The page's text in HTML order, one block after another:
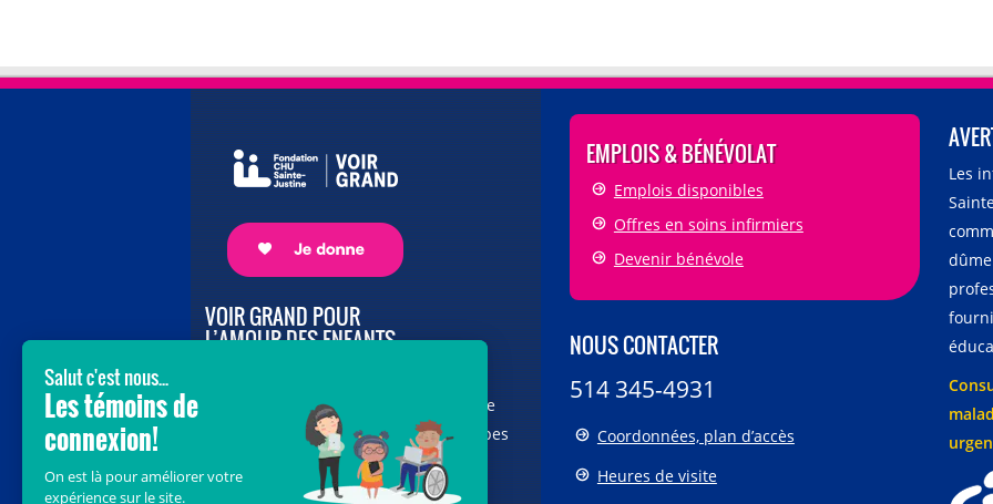
VOIR GRAND POUR
L’AMOUR DES ENFANTS
vous au cœur de la campagne majeure
Voir Grand, nous conduisons les équipes
soignantes vers les opportunités de la
science et des nouvelles technologies
EMPLOIS & BÉNÉVOLAT
Emplois disponibles
Offres en soins infirmiers
Devenir bénévole
NOUS CONTACTER
514 345-4931
Coordonnées, plan d’accès
Heures de visite
Les